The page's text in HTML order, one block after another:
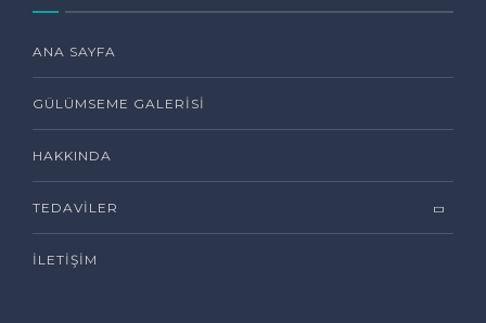
ANA SAYFA
GÜLÜMSEME GALERISI
HAKKINDA
TEDAVILER
İLETIŞIM